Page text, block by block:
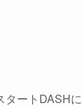
タートDASHに